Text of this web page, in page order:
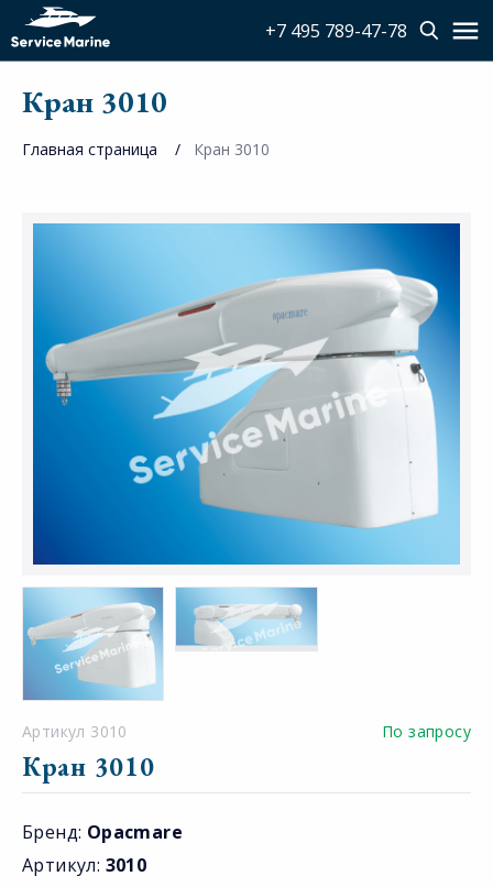
+7 495 789-47-78
Кран 3010
Главная страница Кран 3010
Артикул 3010 По запросу
Кран 3010
Бренд: Opacmare
Артикул: 3010